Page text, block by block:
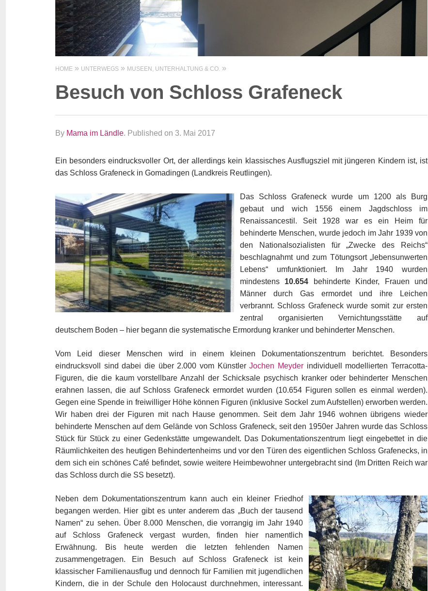
HOME UNTERWEGS MUSEEN, UNTERHALTUNG & CO.
Besuch von Schloss Grafeneck
By Mama im Ländle. Published on 3. Mai 2017
Ein besonders eindrucksvoller Ort, der allerdings kein klassisches Ausflugsziel mit jüngeren Kindern ist, ist
das Schloss Grafeneck in Gomadingen (Landkreis Reutlingen).
Das Schloss Grafeneck wurde um 1200 als Burg
gebaut und wich 1556 einem Jagdschloss im
Renaissancestil. Seit 1928 war es ein Heim für
behinderte Menschen, wurde jedoch im Jahr 1939 von
den Nationalsozialisten für „Zwecke des Reichs“
beschlagnahmt und zum Tötungsort „lebensunwerten
Lebens“ umfunktioniert. Im Jahr 1940 wurden
mindestens 10.654 behinderte Kinder, Frauen und
Männer durch Gas ermordet und ihre Leichen
verbrannt. Schloss Grafeneck wurde somit zur ersten
zentral organisierten Vernichtungsstätte auf
deutschem Boden – hier begann die systematische Ermordung kranker und behinderter Menschen.
Vom Leid dieser Menschen wird in einem kleinen Dokumentationszentrum berichtet. Besonders
eindrucksvoll sind dabei die über 2.000 vom KünstlerJochen Meyder individuell modellierten Terracotta-
Figuren, die die kaum vorstellbare Anzahl der Schicksale psychisch kranker oder behinderter Menschen
erahnen lassen, die auf Schloss Grafeneck ermordet wurden (10.654 Figuren sollen es einmal werden).
Gegen eine Spende in freiwilliger Höhe können Figuren (inklusive Sockel zum Aufstellen) erworben werden.
Wir haben drei der Figuren mit nach Hause genommen. Seit dem Jahr 1946 wohnen übrigens wieder
behinderte Menschen auf dem Gelände von Schloss Grafeneck, seit den 1950er Jahren wurde das Schloss
Stück für Stück zu einer Gedenkstätte umgewandelt. Das Dokumentationszentrum liegt eingebettet in die
Räumlichkeiten des heutigen Behindertenheims und vor den Türen des eigentlichen Schloss Grafenecks, in
dem sich ein schönes Café befindet, sowie weitere Heimbewohner untergebracht sind (Im Dritten Reich war
das Schloss durch die SS besetzt).
Neben dem Dokumentationszentrum kann auch ein kleiner Friedhof
begangen werden. Hier gibt es unter anderem das „Buch der tausend
Namen“ zu sehen. Über 8.000 Menschen, die vorrangig im Jahr 1940
auf Schloss Grafeneck vergast wurden, finden hier namentlich
Erwähnung. Bis heute werden die letzten fehlenden Namen
zusammengetragen. Ein Besuch auf Schloss Grafeneck ist kein
klassischer Familienausflug und dennoch für Familien mit jugendlichen
Kindern, die in der Schule den Holocaust durchnehmen, interessant.